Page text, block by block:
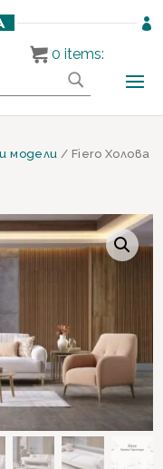

модели / Fiero Холова
0 items: